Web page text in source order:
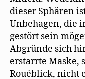
dieser Sphären
Unbehagen, die
gestört sein
Abgründe sich
erstarrte Maske,
Rouéblick, nicht